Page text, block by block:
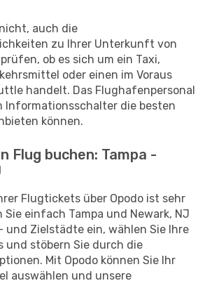
auch die
zu Ihrer Unterkunft von
ob es sich um ein Taxi,
oder einen im Voraus
handelt. Das Flughafenpersonal
Informationsschalter die besten
können.
Flug buchen: Tampa -
Flugtickets über Opodo ist sehr
Sie einfach Tampa und Newark, NJ
und Zielstädte ein, wählen Sie Ihre
und stöbern Sie durch die
Mit Opodo können Sie Ihr
auswählen und unsere